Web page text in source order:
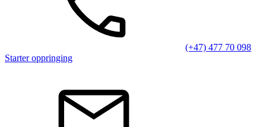
(+47) 477 70 098
Starter oppringing